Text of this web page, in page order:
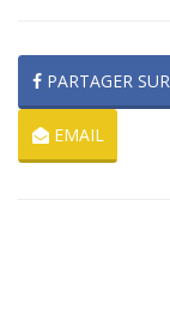
PARTAGER
EMAIL